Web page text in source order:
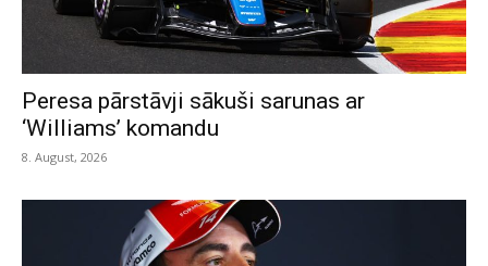
Peresa pārstāvji sākuši sarunas ar
‘Williams’ komandu
8. August, 2026